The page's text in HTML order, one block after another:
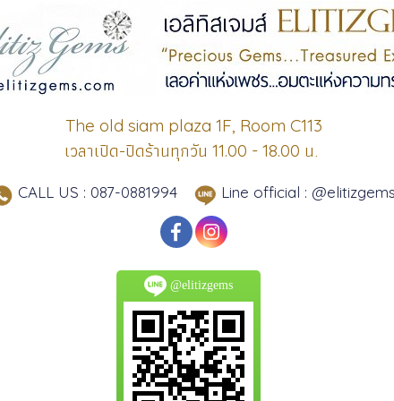
The old siam plaza 1F, Room C113
เวลาเปิด-ปิดร้านทุกวัน 11.00 - 18.00 น.
CALL US : 087-0881994 Line official :
@elitizgems